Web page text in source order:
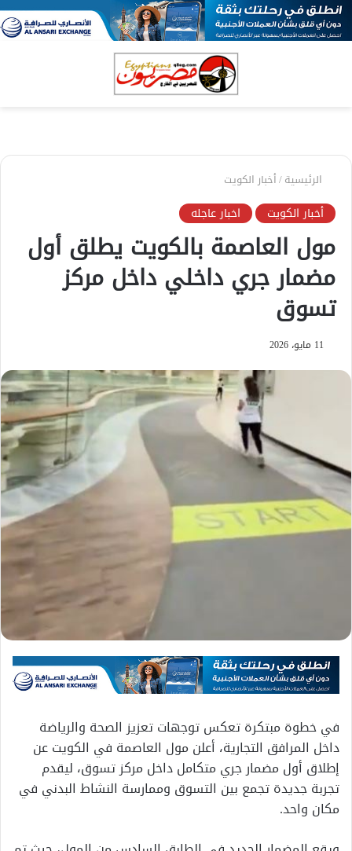
الرئيسية/أخبار الكويت
أخبار الكويت اخبار عاجله
مول العاصمة بالكويت يطلق أول
مضمار جري داخلي داخل مركز
تسوق
11 مايو، 2026
في خطوة مبتكرة تعكس توجهات تعزيز الصحة والرياضة
داخل المرافق التجارية، أعلن مول العاصمة في الكويت عن
إطلاق أول مضمار جري متكامل داخل مركز تسوق، ليقدم
تجربة جديدة تجمع بين التسوق وممارسة النشاط البدني في
مكان واحد.